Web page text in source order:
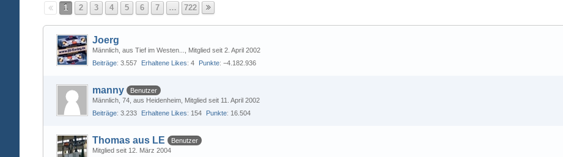
1 2 3 4 5 6 7 … 722
Joerg
Männlich aus Tief im Westen...
Mitglied seit 2. April 2002
Beiträge 3.557 Erhaltene Likes 4 Punkte −4.182.936
manny
Benutzer
Männlich 74 aus Heidenheim Mitglied seit 11. April 2002
Beiträge 3.233 Erhaltene Likes 154 Punkte 16.504
Thomas aus LE
Benutzer
Mitglied seit 12. März 2004